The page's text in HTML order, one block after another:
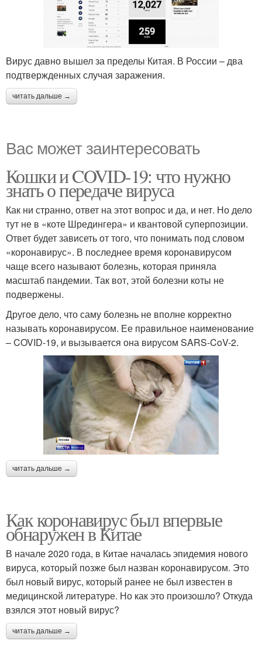
Вирус давно вышел за пределы Китая. В России – два
подтвержденных случая заражения.
читать дальше →
Вас может заинтересовать
Кошки и COVID-19: что нужно
знать о передаче вируса
Как ни странно, ответ на этот вопрос и да, и нет. Но дело
тут не в «коте Шредингера» и квантовой суперпозиции.
Ответ будет зависеть от того, что понимать под словом
«коронавирус». В последнее время коронавирусом
чаще всего называют болезнь, которая приняла
масштаб пандемии. Так вот, этой болезни коты не
подвержены.
Другое дело, что саму болезнь не вполне корректно
называть коронавирусом. Ее правильное наименование
– COVID-19, и вызывается она вирусом SARS-CoV-2.
читать дальше →
Как коронавирус был впервые
обнаружен в Китае
В начале 2020 года, в Китае началась эпидемия нового
вируса, который позже был назван коронавирусом. Это
был новый вирус, который ранее не был известен в
медицинской литературе. Но как это произошло? Откуда
взялся этот новый вирус?
читать дальше →